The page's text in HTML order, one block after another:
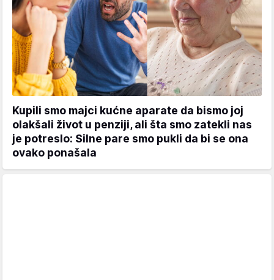
Kupili smo majci kućne aparate da bismo joj
olakšali život u penziji, ali šta smo zatekli nas
je potreslo: Silne pare smo pukli da bi se ona
ovako ponašala